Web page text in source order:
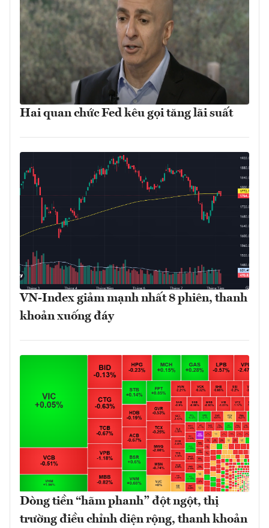
Hai quan chức Fed kêu gọi tăng lãi suất
VN-Index giảm mạnh nhất 8 phiên, thanh
khoản xuống đáy
Dòng tiền “hãm phanh” đột ngột, thị
trường điều chỉnh diện rộng, thanh khoản